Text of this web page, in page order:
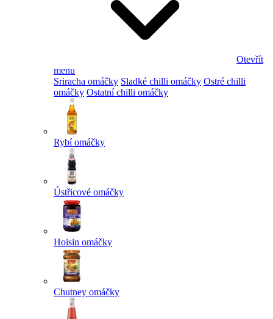
Otevřít
menu
Sriracha omáčky Sladké chilli omáčky Ostré chilli
omáčky Ostatní chilli omáčky
Rybí omáčky
Ústřicové omáčky
Hoisin omáčky
Chutney omáčky